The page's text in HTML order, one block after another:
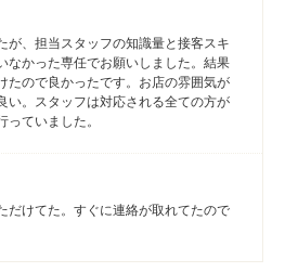
が、担当スタッフの知識量と接客スキ
なかった専任でお願いしました。結果
たので良かったです。お店の雰囲気が
い。スタッフは対応される全ての方が
っていました。
だけてた。すぐに連絡が取れてたので